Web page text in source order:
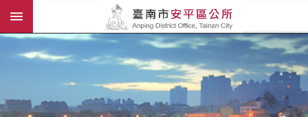
跳到主要內容區塊